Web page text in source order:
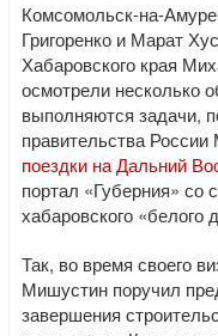
Комсомольск-на-
Григоренко и Марат
Хабаровского края
осмотрели несколько
выполняются задачи,
правительства
поездки на Дальний
портал «Губерния» со
хабаровского «белого
Так, во время своего
Мишустин поручил
завершения